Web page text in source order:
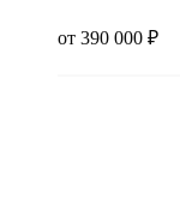
от 390 000 ₽